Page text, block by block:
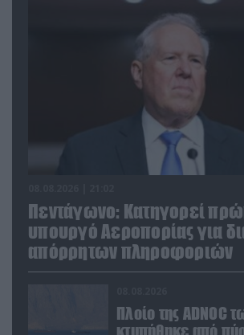
Πεντάγωνο: Κατηγορεί
υπουργό Αεροπορίας για
απόρρητων πληροφοριών
Πλοίο της ADNOC